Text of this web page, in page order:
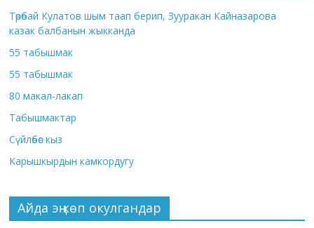
Төрөбай Кулатов шым таап берип, Зууракан Кайназарова
казак балбанын жыкканда
55 табышмак
55 табышмак
80 макал-лакап
Табышмактар
Сүйлөбөс кыз
Карышкырдын камкордугу
Айда эң көп окулгандар